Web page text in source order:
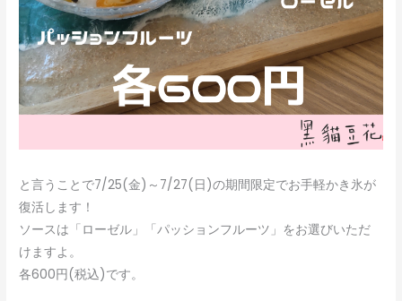
と言うことで7/25(金)～7/27(日)の期間限定でお手軽かき氷が
復活します！
ソースは「ローゼル」「パッションフルーツ」をお選びいただ
けますよ。
各600円(税込)です。